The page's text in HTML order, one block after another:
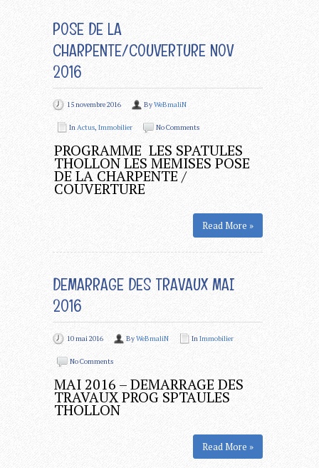
POSE DE LA
CHARPENTE/COUVERTURE NOV
2016
15 novembre 2016 ByWeBmaliN
InActus, Immobilier No Comments
PROGRAMME LES SPATULES
THOLLON LES MEMISES POSE
DE LA CHARPENTE /
COUVERTURE
Read More »
DEMARRAGE DES TRAVAUX MAI
2016
10 mai 2016 ByWeBmaliN InImmobilier
No Comments
MAI 2016 – DEMARRAGE DES
TRAVAUX PROG SPTAULES
THOLLON
Read More »